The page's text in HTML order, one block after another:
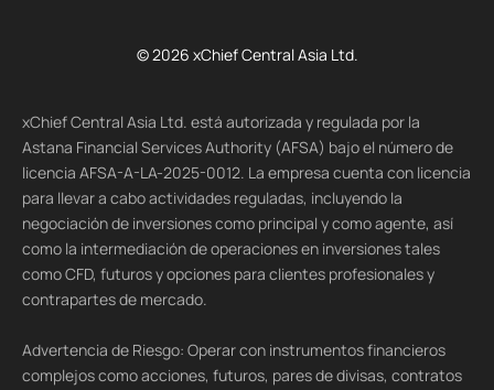
© 2026 xChief Central Asia Ltd.
xChief Central Asia Ltd. está autorizada y regulada por la
Astana Financial Services Authority (AFSA) bajo el número de
licencia AFSA-A-LA-2025-0012. La empresa cuenta con licencia
para llevar a cabo actividades reguladas, incluyendo la
negociación de inversiones como principal y como agente, así
como la intermediación de operaciones en inversiones tales
como CFD, futuros y opciones para clientes profesionales y
contrapartes de mercado.
Advertencia de Riesgo: Operar con instrumentos financieros
complejos como acciones, futuros, pares de divisas, contratos